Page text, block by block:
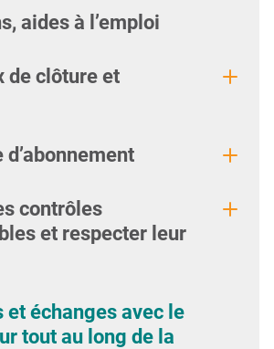
aides à l’emploi
de clôture et
contrôles
et respecter leur
et échanges avec le
tout au long de la